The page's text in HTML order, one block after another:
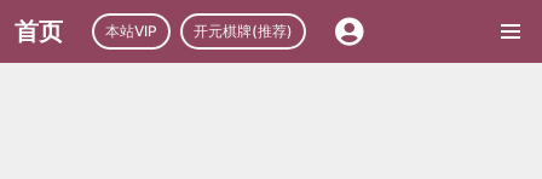
首页 本站VIP 开元棋牌(推荐)